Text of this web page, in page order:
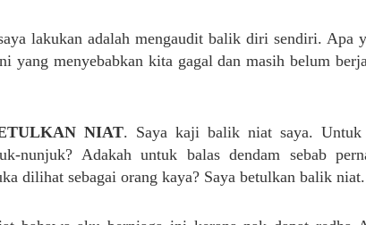
lakukan adalah mengaudit balik diri sendiri. Apa
yang menyebabkan kita gagal dan masih belum
NIAT. Saya kaji balik niat saya. Untuk
nunjuk? Adakah untuk balas dendam sebab
dilihat sebagai orang kaya? Saya betulkan balik niat.